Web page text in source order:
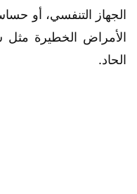
الجهاز التنفسي، أو
الأمراض الخطيرة مثل
الحاد.